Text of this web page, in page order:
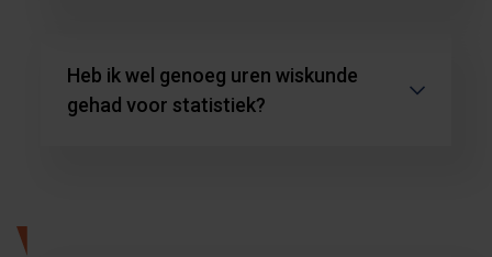
Heb ik wel genoeg uren wiskunde
gehad voor statistiek?